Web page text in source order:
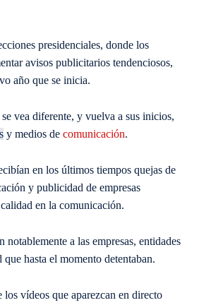
presidenciales, donde los
avisos publicitarios tendenciosos,
año que se inicia.
vea diferente, y vuelva a sus inicios,
y medios de comunicación.
en los últimos tiempos quejas de
y publicidad de empresas
en la comunicación.
a las empresas, entidades
hasta el momento detentaban.
vídeos que aparezcan en directo